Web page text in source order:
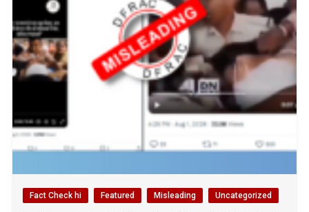
Fact Check hi Featured Misleading Uncategorized